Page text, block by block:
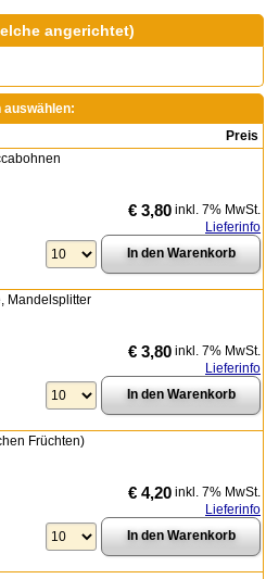
angerichtet)
Preis
€ 3,80 inkl. 7% MwSt.
Lieferinfo
Mandelsplitter
€ 3,80 inkl. 7% MwSt.
Lieferinfo
Früchten)
€ 4,20 inkl. 7% MwSt.
Lieferinfo